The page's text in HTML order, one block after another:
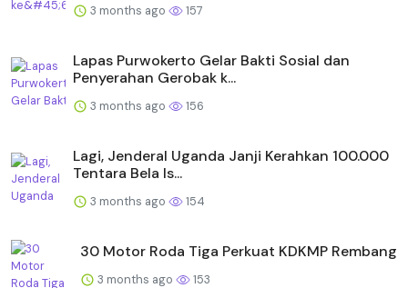
3 months ago 157
Lapas Purwokerto Gelar Bakti Sosial dan
Penyerahan Gerobak k...
3 months ago 156
Lagi, Jenderal Uganda Janji Kerahkan 100.000
Tentara Bela Is...
3 months ago 154
30 Motor Roda Tiga Perkuat KDKMP Rembang
3 months ago 153